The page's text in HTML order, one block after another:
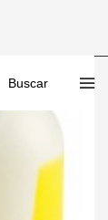
Buscar